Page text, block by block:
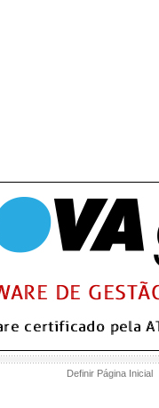
Definir Página Inicial